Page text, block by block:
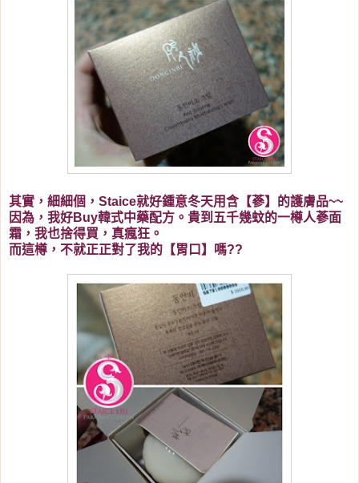
其實，細細個，Staice就好鍾意冬天用含【蔘】的護膚品~~
因為，我好Buy韓式中藥配方。貴到五千幾蚊的一樽人蔘面
霜，我也捨得買，真瘋狂。
而這樽，不就正正對了我的【胃口】嗎??